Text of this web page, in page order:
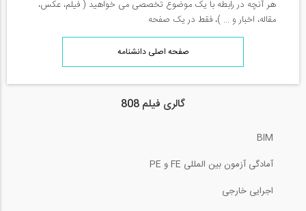
هر آنچه در رابطه با یک موضوع تخصصی می خواهید ( فیلم، عکس،
مقاله، اخبار و ... )، فقط در یک صفحه
صفحه اصلی دانشنامه
گالری فیلم 808
BIM
آمادگی آزمون بین المللی FE و PE
اجرایی خارجی